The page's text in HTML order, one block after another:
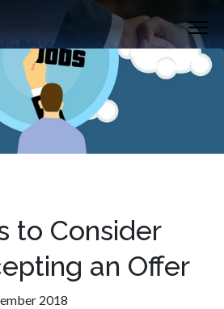
to Consider
an Offer
2018